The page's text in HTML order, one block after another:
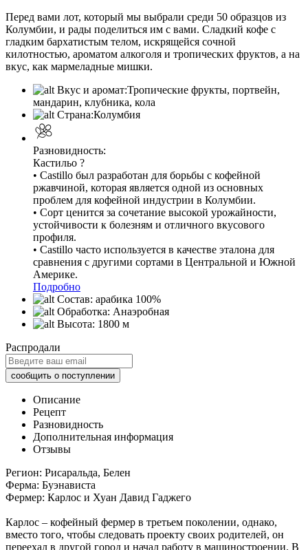
Перед вами лот, который мы выбрали среди 50 образцов из
Колумбии, и рады поделиться им с вами. Сладкий кофе с
гладким бархатистым телом, искрящейся сочной
килотностью, ароматом алкоголя и тропических фруктов, а на
вкус, как мармеладные мишки.
Вкус и аромат:Тропические фрукты, портвейн,
мандарин, клубника, кола
Страна:Колумбия
Разновидность:
Кастильо ?
• Castillo был разработан для борьбы с кофейной
ржавчиной, которая является одной из основных
проблем для кофейной индустрии в Колумбии.
• Сорт ценится за сочетание высокой урожайности,
устойчивости к болезням и отличного вкусового
профиля.
• Castillo часто используется в качестве эталона для
сравнения с другими сортами в Центральной и Южной
Америке.
Подробно
Состав: арабика 100%
Обработка: Анаэробная
Высота: 1800 м
Распродали
Описание
Рецепт
Разновидность
Дополнительная информация
Отзывы
Регион: Рисаральда, Белен
Ферма: Буэнависта
Фермер: Карлос и Хуан Давид Гаджего
Карлос – кофейный фермер в третьем поколении, однако,
вместо того, чтобы следовать проекту своих родителей, он
переехал в другой город и начал работу в машиностроении. В